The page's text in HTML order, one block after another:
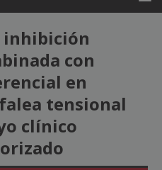
inhibición
con
en
tensional
clínico